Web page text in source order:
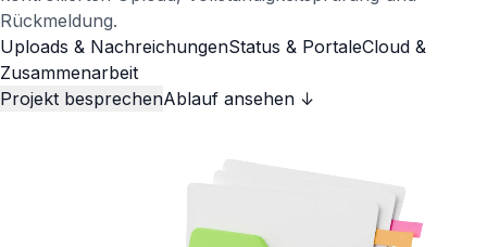
Rückmeldung.
Uploads & NachreichungenStatus & PortaleCloud &
Zusammenarbeit
Projekt besprechenAblauf ansehen ↓